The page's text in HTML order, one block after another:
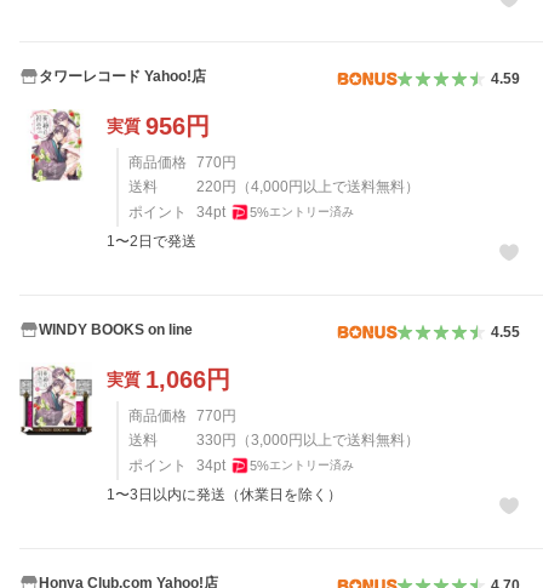
タワーレコード Yahoo!店 4.59
実質 956円
商品価格 770 円
送料
220 円 （4,000 円以上で送料無料）
ポイント
34pt 5%エントリー済み
1〜2日で発送
WINDY BOOKS on line 4.55
実質 1,066円
商品価格 770 円
送料
330 円 （3,000 円以上で送料無料）
ポイント
34pt 5%エントリー済み
1〜3日以内に発送（休業日を除く）
Honya Club.com Yahoo!店